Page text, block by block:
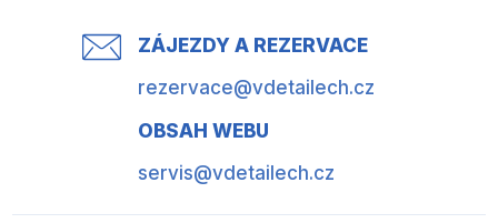
ZÁJEZDY A REZERVACE
rezervace@vdetailech.cz
OBSAH WEBU
servis@vdetailech.cz